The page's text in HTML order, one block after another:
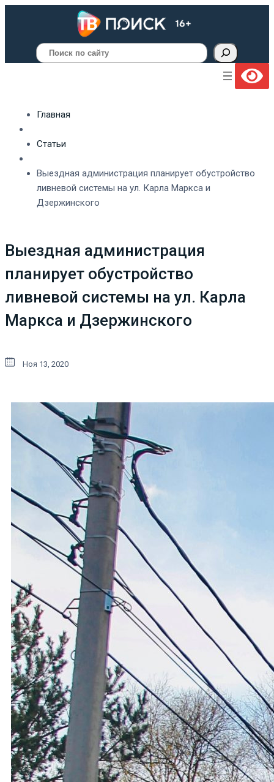
Поиск
Главная
Статьи
Выездная администрация планирует обустройство
ливневой системы на ул. Карла Маркса и
Дзержинского
Выездная администрация
планирует обустройство
ливневой системы на ул. Карла
Маркса и Дзержинского
Ноя 13, 2020